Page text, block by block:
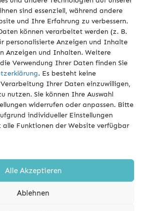
sind essenziell, während andere
und Ihre Erfahrung zu verbessern.
können verarbeitet werden (z. B.
personalisierte Anzeigen und Inhalte
Anzeigen und Inhalten. Weitere
Verwendung Ihrer Daten finden Sie
. Es besteht keine
Ihrer Daten einzuwilligen,
nutzen. Sie können Ihre Auswahl
widerrufen oder anpassen. Bitte
individueller Einstellungen
alle Funktionen der Website verfügbar
Alle Akzeptieren
Ablehnen
CDU
Herunterladen
Bgm.